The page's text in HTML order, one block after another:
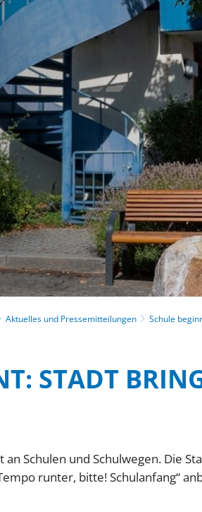
Leben in Eppstein Kultur
Aktuelles und Pressemitteilungen Schule
STADT
Schulen und Schulwegen. Die
runter, bitte! Schulanfang“